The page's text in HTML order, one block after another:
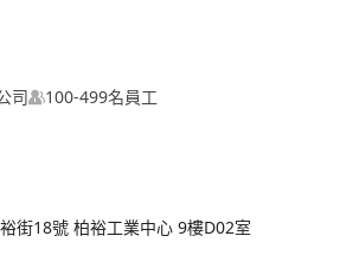
司 100-499名員工
街18號 柏裕工業中心 9樓D02室